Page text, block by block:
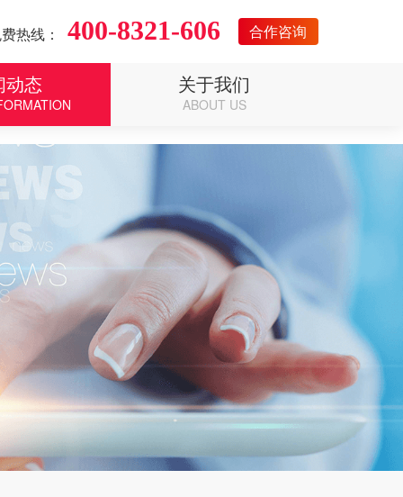
热线： 400-8321-606 合作咨询
动态 关于我们
ABOUT US